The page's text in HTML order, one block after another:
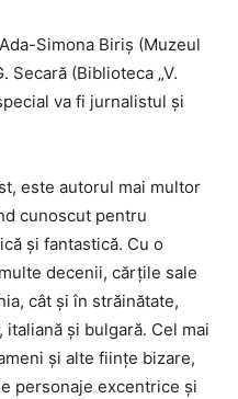
Simona Biriş (Muzeul
Secară (Biblioteca „V.
va fi jurnalistul și
este autorul mai multor
cunoscut pentru
și fantastică. Cu o
decenii, cărțile sale
cât și în străinătate,
și bulgară. Cel mai
și alte ființe bizare,
personaje excentrice și